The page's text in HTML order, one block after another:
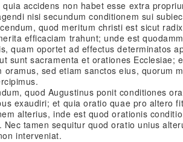
accidens non habet esse extra
nisi secundum conditionem sui
quod meritum christi est sicut
efficaciam trahunt; unde est
quam oportet ad effectus determinatos
sunt sacramenta et orationes Ecclesiae;
oramus, sed etiam sanctos eius, quorum
quod Augustinus ponit conditiones
exaudiri; et quia oratio quae pro altero
alterius, inde est quod orationis
Nec tamen sequitur quod oratio unius
interveniat.